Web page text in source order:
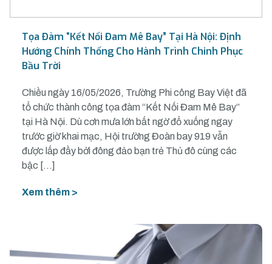
Tọa Đàm “Kết Nối Đam Mê Bay” Tại Hà Nội: Định
Hướng Chính Thống Cho Hành Trình Chinh Phục
Bầu Trời
Chiều ngày 16/05/2026, Trường Phi công Bay Việt đã
tổ chức thành công tọa đàm “Kết Nối Đam Mê Bay”
tại Hà Nội. Dù cơn mưa lớn bất ngờ đổ xuống ngay
trước giờ khai mạc, Hội trường Đoàn bay 919 vẫn
được lấp đầy bởi đông đảo bạn trẻ Thủ đô cùng các
bậc […]
Xem thêm >